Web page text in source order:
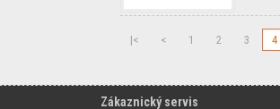
|< < 1 2 3 4
Zákaznický servis